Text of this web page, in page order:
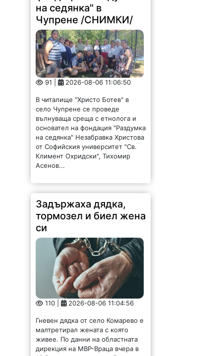
Чупрене /СНИМКИ/
91 | 2026-08-06 11:06:50
село Чупрене се проведе
вълнуваща среща с етнолога и
основател на фондация "Раздумка
на седянка" Незабравка Христова
от Софийския университет "Св.
Климент Охридски", Тихомир
Асенов...
Задържаха дядка,
тормозел и биел жена
си
110 | 2026-08-06 11:04:56
малтретирал жената с която
живее. По данни на областната
дирекция на МВР-Враца вчера в
16.5 часа в полицията в Бяла